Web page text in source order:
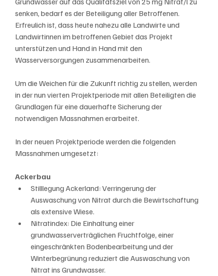
senken, bedarf es der Beteiligung aller Betroffenen.
Erfreulich ist, dass heute nahezu alle Landwirte und
Landwirtinnen im betroffenen Gebiet das Projekt
unterstützen und Hand in Hand mit den
Wasserversorgungen zusammenarbeiten.
Um die Weichen für die Zukunft richtig zu stellen, werden
in der nun vierten Projektperiode mit allen Beteiligten die
Grundlagen für eine dauerhafte Sicherung der
notwendigen Massnahmen erarbeitet.
In der neuen Projektperiode werden die folgenden
Massnahmen umgesetzt:
Ackerbau
Stilllegung Ackerland: Verringerung der
Auswaschung von Nitrat durch die Bewirtschaftung
als extensive Wiese.
Nitratindex: Die Einhaltung einer
grundwasserverträglichen Fruchtfolge, einer
eingeschränkten Bodenbearbeitung und der
Winterbegrünung reduziert die Auswaschung von
Nitrat ins Grundwasser.